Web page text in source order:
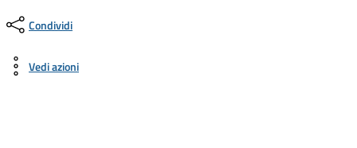
Condividi
Vedi azioni